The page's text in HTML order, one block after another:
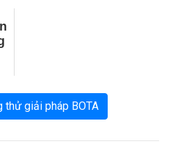
thử giải pháp BOTA